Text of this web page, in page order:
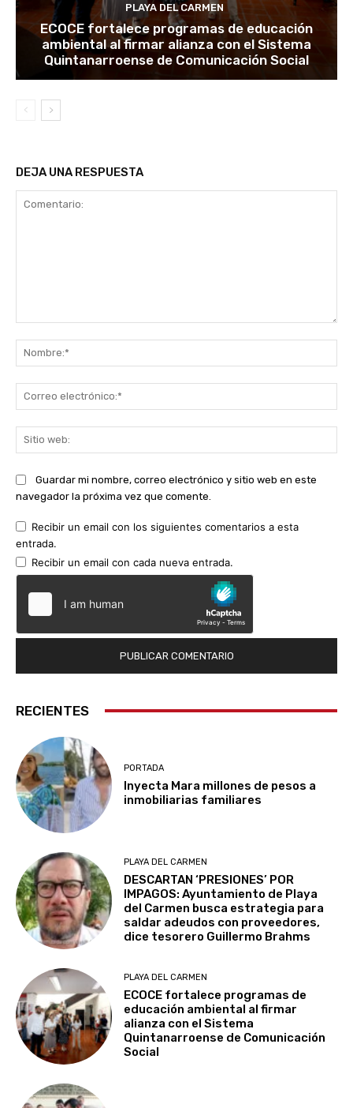
PLAYA DEL CARMEN
ECOCE fortalece programas de educación
ambiental al firmar alianza con el Sistema
Quintanarroense de Comunicación Social
DEJA UNA RESPUESTA
Guardar mi nombre, correo electrónico y sitio web en este
navegador la próxima vez que comente.
Recibir un email con los siguientes comentarios a esta
entrada.
Recibir un email con cada nueva entrada.
RECIENTES
PORTADA
Inyecta Mara millones de pesos a
inmobiliarias familiares
PLAYA DEL CARMEN
DESCARTAN ‘PRESIONES’ POR
IMPAGOS: Ayuntamiento de Playa
del Carmen busca estrategia para
saldar adeudos con proveedores,
dice tesorero Guillermo Brahms
PLAYA DEL CARMEN
ECOCE fortalece programas de
educación ambiental al firmar
alianza con el Sistema
Quintanarroense de Comunicación
Social